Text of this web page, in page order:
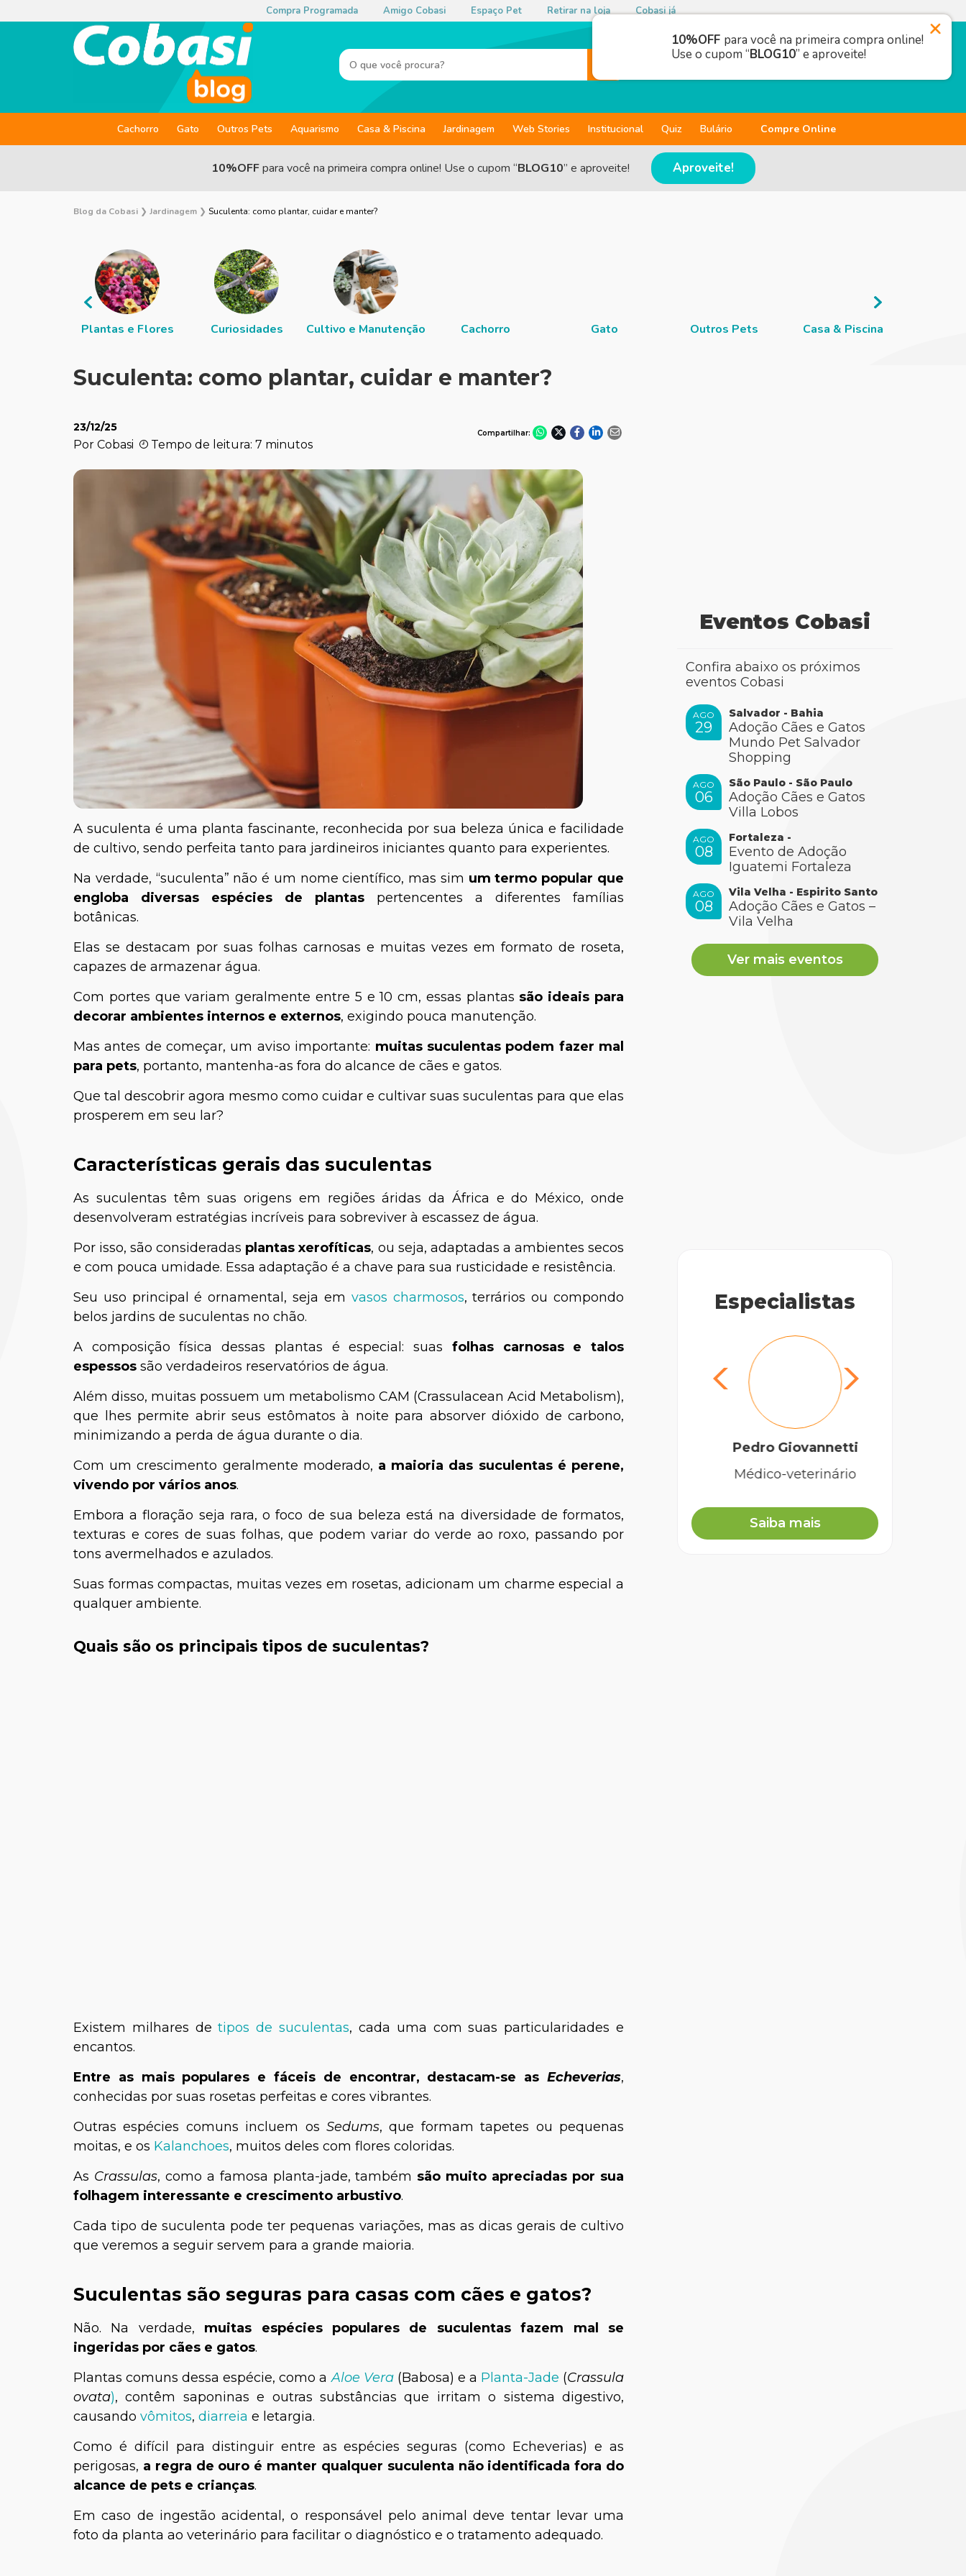
Compra Programada Amigo Cobasi Espaço Pet Retirar na loja Cobasi já
Cachorro Gato Outros Pets Aquarismo Casa & Piscina Jardinagem Web Stories Institucional Quiz Bulário Compre Online
10%OFFpara você na primeira compra online! Use o cupom “BLOG10” e aproveite! Aproveite!
Blog da Cobasi ❯ Jardinagem ❯ Suculenta: como plantar, cuidar e manter?
Plantas e Flores Curiosidades Cultivo e Manutenção Cachorro Gato Outros Pets Casa & Piscina
Suculenta: como plantar, cuidar e manter?
23/12/25
Por Cobasi Tempo de leitura: 7 minutos
Compartilhar:
A suculenta é uma planta fascinante, reconhecida por sua beleza única e facilidade
de cultivo, sendo perfeita tanto para jardineiros iniciantes quanto para experientes.
Na verdade, “suculenta” não é um nome científico, mas sim um termo popular que
engloba diversas espécies de plantas pertencentes a diferentes famílias
botânicas.
Elas se destacam por suas folhas carnosas e muitas vezes em formato de roseta,
capazes de armazenar água.
Com portes que variam geralmente entre 5 e 10 cm, essas plantas são ideais para
decorar ambientes internos e externos, exigindo pouca manutenção.
Mas antes de começar, um aviso importante: muitas suculentas podem fazer mal
para pets, portanto, mantenha-as fora do alcance de cães e gatos.
Que tal descobrir agora mesmo como cuidar e cultivar suas suculentas para que elas
prosperem em seu lar?
Características gerais das suculentas
As suculentas têm suas origens em regiões áridas da África e do México, onde
desenvolveram estratégias incríveis para sobreviver à escassez de água.
Por isso, são consideradas plantas xerofíticas, ou seja, adaptadas a ambientes secos
e com pouca umidade. Essa adaptação é a chave para sua rusticidade e resistência.
Seu uso principal é ornamental, seja em vasos charmosos, terrários ou compondo
belos jardins de suculentas no chão.
A composição física dessas plantas é especial: suas folhas carnosas e talos
espessos são verdadeiros reservatórios de água.
Além disso, muitas possuem um metabolismo CAM (Crassulacean Acid Metabolism),
que lhes permite abrir seus estômatos à noite para absorver dióxido de carbono,
minimizando a perda de água durante o dia.
Com um crescimento geralmente moderado, a maioria das suculentas é perene,
vivendo por vários anos.
Embora a floração seja rara, o foco de sua beleza está na diversidade de formatos,
texturas e cores de suas folhas, que podem variar do verde ao roxo, passando por
tons avermelhados e azulados.
Suas formas compactas, muitas vezes em rosetas, adicionam um charme especial a
qualquer ambiente.
Quais são os principais tipos de suculentas?
Existem milhares detipos de suculentas, cada uma com suas particularidades e
encantos.
Entre as mais populares e fáceis de encontrar, destacam-se as Echeverias,
conhecidas por suas rosetas perfeitas e cores vibrantes.
Outras espécies comuns incluem os Sedums, que formam tapetes ou pequenas
moitas, e os Kalanchoes, muitos deles com flores coloridas.
As Crassulas, como a famosa planta-jade, também são muito apreciadas por sua
folhagem interessante e crescimento arbustivo.
Cada tipo de suculenta pode ter pequenas variações, mas as dicas gerais de cultivo
que veremos a seguir servem para a grande maioria.
Suculentas são seguras para casas com cães e gatos?
Não. Na verdade, muitas espécies populares de suculentas fazem mal se
ingeridas por cães e gatos.
Plantas comuns dessa espécie, como a Aloe Vera(Babosa) e a Planta-Jade (Crassula
ovata), contêm saponinas e outras substâncias que irritam o sistema digestivo,
causando vômitos, diarreia e letargia.
Como é difícil para distinguir entre as espécies seguras (como Echeverias) e as
perigosas, a regra de ouro é manter qualquer suculenta não identificada fora do
alcance de pets e crianças.
Em caso de ingestão acidental, o responsável pelo animal deve tentar levar uma
foto da planta ao veterinário para facilitar o diagnóstico e o tratamento adequado.
Eventos Cobasi
Confira abaixo os próximos
eventos Cobasi
AGO
29
Salvador - Bahia
Adoção Cães e Gatos
Mundo Pet Salvador
Shopping
AGO
06
São Paulo - São Paulo
Adoção Cães e Gatos
Villa Lobos
AGO
08
Fortaleza -
Evento de Adoção
Iguatemi Fortaleza
AGO
08
Vila Velha - Espirito Santo
Adoção Cães e Gatos –
Vila Velha
Ver mais eventos
Especialistas
Biólogo Especialista em
Biólogo especialista em
Pedro Giovannetti
Médico-veterinário
Saiba mais
10%OFF para você na primeira compra online!
Use o cupom “BLOG10” e aproveite!